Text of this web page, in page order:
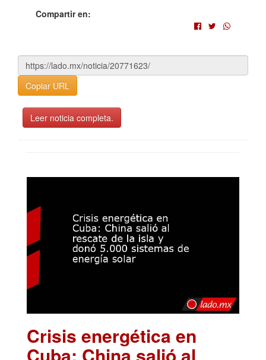
Compartir en:
Copiar URL
Leer noticia completa.
Crisis energética en
Cuba: China salió al